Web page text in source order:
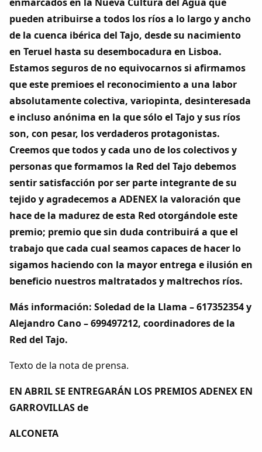
pueden atribuirse a todos los ríos a lo largo y ancho
de la cuenca ibérica del Tajo, desde su nacimiento
en Teruel hasta su desembocadura en Lisboa.
Estamos seguros de no equivocarnos si afirmamos
que este premioes el reconocimiento a una labor
absolutamente colectiva, variopinta, desinteresada
e incluso anónima en la que sólo el Tajo y sus ríos
son, con pesar, los verdaderos protagonistas.
Creemos que todos y cada uno de los colectivos y
personas que formamos la Red del Tajo debemos
sentir satisfacción por ser parte integrante de su
tejido y agradecemos a ADENEX la valoración que
hace de la madurez de esta Red otorgándole este
premio; premio que sin duda contribuirá a que el
trabajo que cada cual seamos capaces de hacer lo
sigamos haciendo con la mayor entrega e ilusión en
beneficio nuestros maltratados y maltrechos ríos.
Más información: Soledad de la Llama – 617352354 y
Alejandro Cano – 699497212, coordinadores de la
Red del Tajo.
Texto de la nota de prensa.
EN ABRIL SE ENTREGARÁN LOS PREMIOS ADENEX EN
GARROVILLAS de
ALCONETA